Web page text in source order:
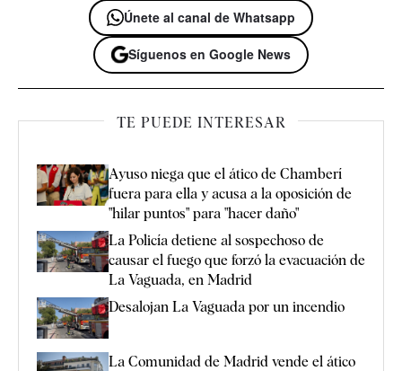
Únete al canal de Whatsapp
Síguenos en Google News
TE PUEDE INTERESAR
Ayuso niega que el ático de Chamberí
fuera para ella y acusa a la oposición de
"hilar puntos" para "hacer daño"
La Policía detiene al sospechoso de
causar el fuego que forzó la evacuación de
La Vaguada, en Madrid
Desalojan La Vaguada por un incendio
La Comunidad de Madrid vende el ático